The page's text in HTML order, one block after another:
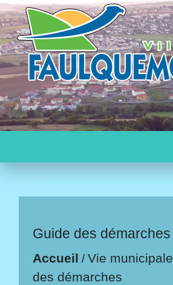
Guide des démarches
Accueil /Vie municipale
des démarches